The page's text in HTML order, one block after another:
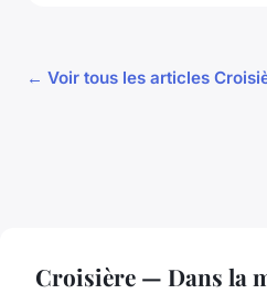
← Voir tous les articles
Croisière — Dans la